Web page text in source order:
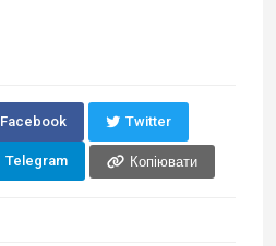
Facebook Twitter
Telegram Копіювати